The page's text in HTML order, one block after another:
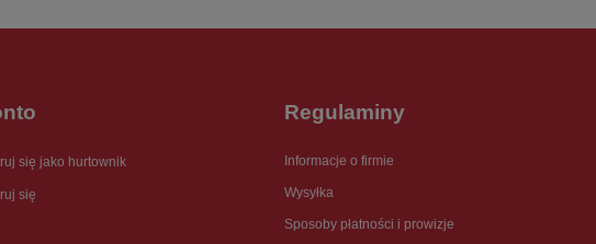
się jako hurtownik
się
Regulaminy
Informacje o firmie
Wysyłka
Sposoby płatności i prowizje